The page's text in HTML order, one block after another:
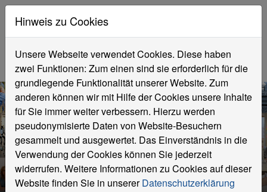
Zentrum für Weiterbildung
Hinweis zu Cookies
Unsere Webseite verwendet Cookies. Diese haben
zwei Funktionen: Zum einen sind sie erforderlich für die
grundlegende Funktionalität unserer Website. Zum
anderen können wir mit Hilfe der Cookies unsere Inhalte
für Sie immer weiter verbessern. Hierzu werden
pseudonymisierte Daten von Website-Besuchern
gesammelt und ausgewertet. Das Einverständnis in die
Verwendung der Cookies können Sie jederzeit
widerrufen. Weitere Informationen zu Cookies auf dieser
Website finden Sie in unsererDatenschutzerklärung